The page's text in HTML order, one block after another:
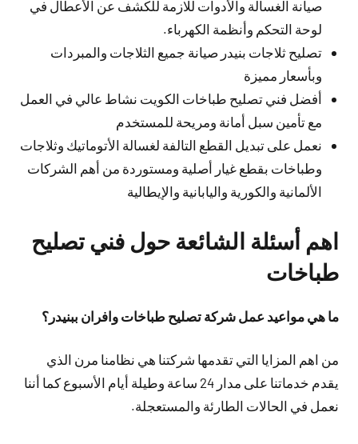
صيانة الغسالة والأدوات للازمة للكشف عن الأعطال في
لوحة التحكم وأنظمة الكهرباء.
تصليح ثلاجات بنيدر صيانة جميع الثلاجات والمبردات
وبأسعار مميزة
أفضل فني تصليح طباخات الكويت نشاط عالي في العمل
مع تأمين سبل أمانة ومريحة للمستخدم
نعمل على تبديل القطع التالفة لغسالة الأتوماتيك وثلاجات
وطباخات بقطع غيار أصلية ومستوردة من أهم الشركات
الألمانية والكورية واليابانية والإيطالية
اهم أسئلة الشائعة حول فني تصليح
طباخات
ما هي مواعيد عمل شركة تصليح طباخات وافران ببنيدر؟
من اهم المزايا التي تقدمها شركتنا هي نظامنا مرن الذي
يقدم خدماتنا على مدار 24 ساعة وطيلة أيام الأسبوع كما أننا
نعمل في الحالات الطارئة والمستعجلة.